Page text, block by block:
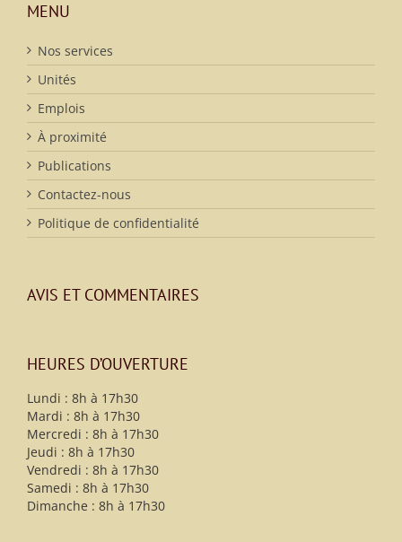
MENU
Nos services
Unités
Emplois
À proximité
Publications
Contactez-nous
Politique de confidentialité
AVIS ET COMMENTAIRES
HEURES D’OUVERTURE
Lundi : 8h à 17h30
Mardi : 8h à 17h30
Mercredi : 8h à 17h30
Jeudi : 8h à 17h30
Vendredi : 8h à 17h30
Samedi : 8h à 17h30
Dimanche : 8h à 17h30